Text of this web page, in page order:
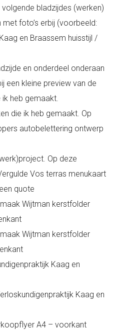
bladzijdes (werken)
foto’s erbij (voorbeeld:
en Braassem huisstijl /
en onderdeel onderaan
een kleine preview van de
heb gemaakt.
die ik heb gemaakt. Op
autobelettering ontwerp
Op deze
Vos terras menukaart
quote
Wijtman kerstfolder
Wijtman kerstfolder
Kaag en
Kaag en
A4 – voorkant